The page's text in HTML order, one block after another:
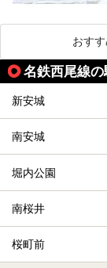
おす
名鉄西尾線
新安城
南安城
堀内公園
南桜井
桜町前